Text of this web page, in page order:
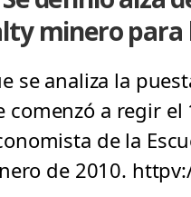
minero para
se analiza la
comenzó a regir
de la
de 2010.